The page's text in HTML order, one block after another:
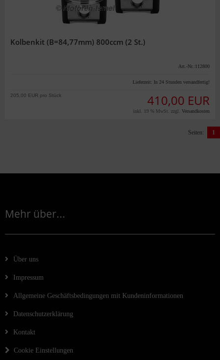
Kolbenkit (B=84,77mm) 800ccm (2 St.)
Art.-Nr.:112800
Lieferzeit: In 24 Stunden versandfertig!
410,00 EUR
205,00 EUR pro Stück
inkl. 19 % MwSt. zzgl. Versandkosten
Seiten: 1
Mehr über...
Über uns
Impressum
Allgemeine Geschäftsbedingungen mit Kundeninformationen
Datenschutzerklärung
Kontakt
Cookie Einstellungen